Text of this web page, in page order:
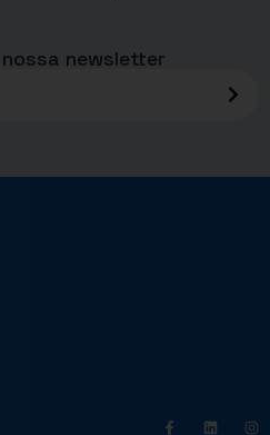
newsletter